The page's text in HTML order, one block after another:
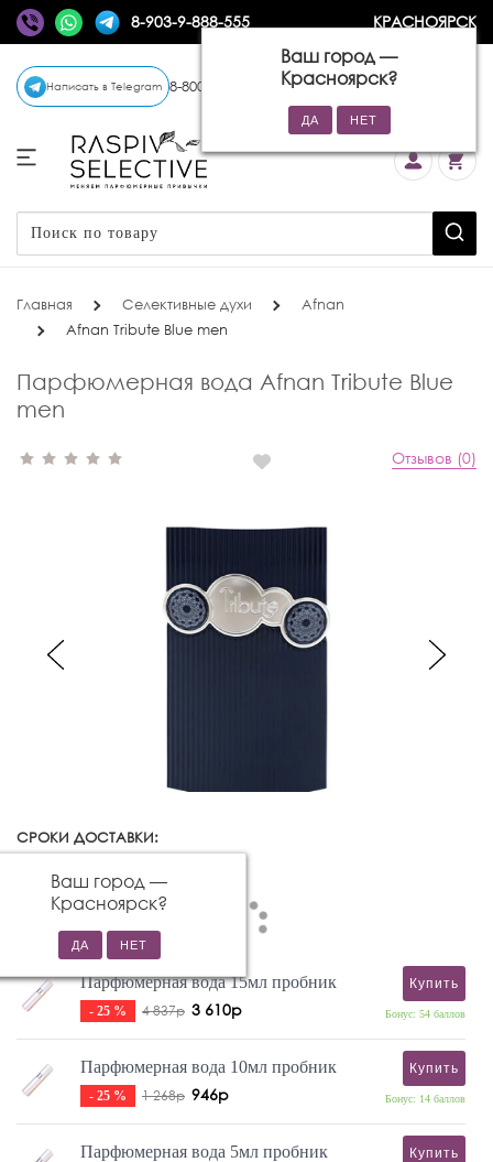
8-903-9-888-555 КРАСНОЯРСК
Ваш город —
Красноярск?
Написать в Telegram 8-800-770-72-34 (бесплатно)
Главная Селективные духи
Afnan
Afnan Tribute Blue men
Парфюмерная вода Afnan Tribute Blue
men
Отзывов (0)
СРОКИ ДОСТАВКИ:
Ваш город —
Красноярск?
Парфюмерная вода 15мл пробник
- 25 % 4 837р 3 610р
Купить
Бонус: 54 баллов
Парфюмерная вода 10мл пробник
- 25 % 1 268р 946р
Купить
Бонус: 14 баллов
Парфюмерная вода 5мл пробник Купить